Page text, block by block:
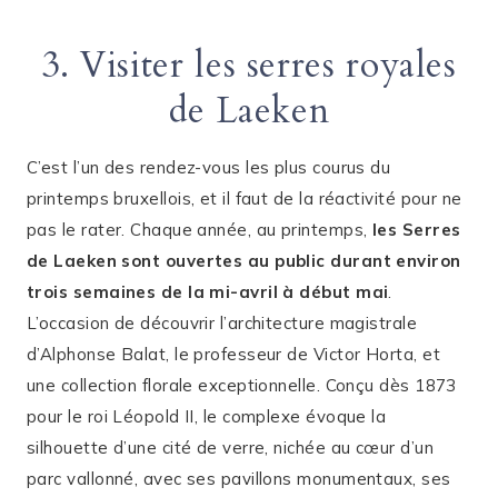
3. Visiter les serres royales
de Laeken
C’est l’un des rendez-vous les plus courus du
printemps bruxellois, et il faut de la réactivité pour ne
pas le rater. Chaque année, au printemps, les Serres
de Laeken sont ouvertes au public durant environ
trois semaines de la mi-avril à début mai.
L’occasion de découvrir l’architecture magistrale
d’Alphonse Balat, le professeur de Victor Horta, et
une collection florale exceptionnelle. Conçu dès 1873
pour le roi Léopold II, le complexe évoque la
silhouette d’une cité de verre, nichée au cœur d’un
parc vallonné, avec ses pavillons monumentaux, ses